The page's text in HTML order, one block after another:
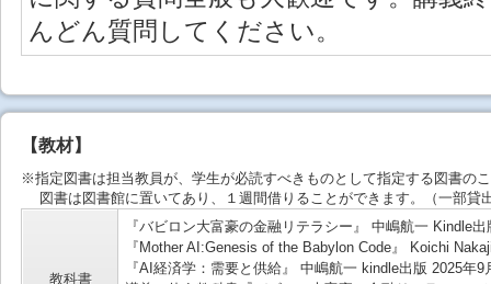
んどん質問してください。
【教材】
※指定図書は担当教員が、学生が必読すべきものとして指定する図書の
図書は図書館に置いてあり、１週間借りることができます。（一部貸
教科書
『バビロン大富豪の金融リテラシー』 中嶋航一 Kindle
『Mother AI:Genesis of the Babylon Code』 Koichi
『AI経済学：需要と供給』 中嶋航一 kindle出版 2025年9